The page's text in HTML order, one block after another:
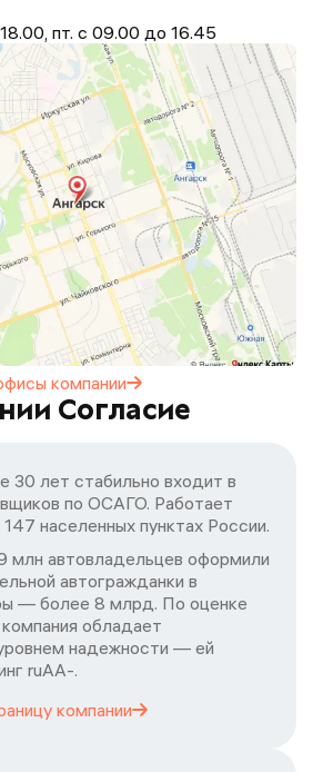
пт. с 09.00 до 16.45
компании
Согласие
30 лет стабильно входит в
по ОСАГО. Работает
населенных пунктах России.
млн автовладельцев оформили
автогражданки в
— более 8 млрд. По оценке
обладает
надежности — ей
ruАА-.
компании